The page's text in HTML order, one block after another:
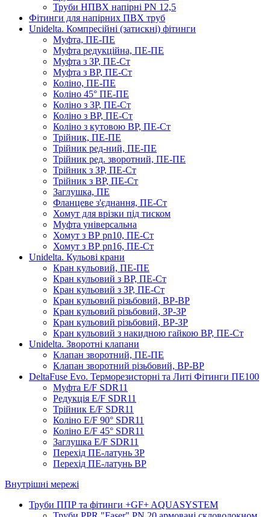
Труби НПВХ напірні PN 12,5
Фітинги для напірних ПВХ труб
Unidelta. Компресійні (затискні) фітинги
Муфта, ПЕ-ПЕ
Муфта редукційна, ПЕ-ПЕ
Муфта з ЗР, ПЕ-Ст
Муфта з ВР, ПЕ-Ст
Коліно, ПЕ-ПЕ
Коліно 45° ПЕ-ПЕ
Коліно з ЗР, ПЕ-Ст
Коліно з ВР, ПЕ-Ст
Коліно з кутовою ВР, ПЕ-Ст
Трійник, ПЕ-ПЕ
Трійник ред-ний, ПЕ-ПЕ
Трійник ред. зворотний, ПЕ-ПЕ
Трійник з ЗР, ПЕ-Ст
Трійник з ВР, ПЕ-Ст
Заглушка, ПЕ
Фланцеве з'єднання, ПЕ-Ст
Хомут для врізки під тиском
Муфта універсальна
Хомут з ​​ВР pn10, ПЕ-Ст
Хомут з ВР pn16, ПЕ-Ст
Unidelta. Кульові крани
Кран кульовий, ПЕ-ПЕ
Кран кульовий з ВР, ПЕ-Ст
Кран кульовий з ЗР, ПЕ-Ст
Кран кульовий різьбовий, ВР-ВР
Кран кульовий різьбовий, ЗР-ЗР
Кран кульовий різьбовий, ВР-ЗР
Кран кульовий з накидною гайкою ВР, ПЕ-Ст
Unidelta. Зворотні клапани
Клапан зворотний, ПЕ-ПЕ
Клапан зворотний різьбовий, ВР-ВР
DeltaFuse Evo. Терморезисторні та Литі Фітинги ПЕ100
Муфта E/F SDR11
Редукція E/F SDR11
Трійник E/F SDR11
Коліно E/F 90° SDR11
Коліно E/F 45° SDR11
Заглушка E/F SDR11
Перехід ПЕ-латунь ЗР
Перехід ПЕ-латунь ВР
Внутрішні мережі
Труби ППР та фітинги +GF+ AQUASYSTEM